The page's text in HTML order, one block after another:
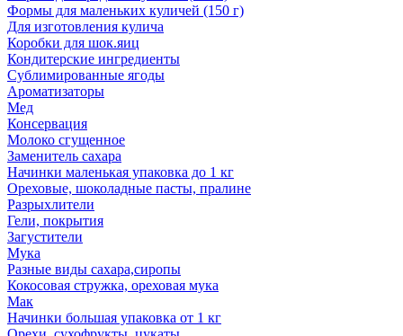
Формы для маленьких куличей (150 г)
Для изготовления кулича
Коробки для шок.яиц
Кондитерские ингредиенты
Сублимированные ягоды
Ароматизаторы
Мед
Консервация
Молоко сгущенное
Заменитель сахара
Начинки маленькая упаковка до 1 кг
Ореховые, шоколадные пасты, пралине
Разрыхлители
Гели, покрытия
Загустители
Мука
Разные виды сахара,сиропы
Кокосовая стружка, ореховая мука
Мак
Начинки большая упаковка от 1 кг